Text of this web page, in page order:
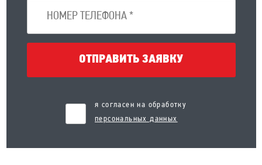
ОТПРАВИТЬ ЗАЯВКУ
я согласен на обработку
персональных данных